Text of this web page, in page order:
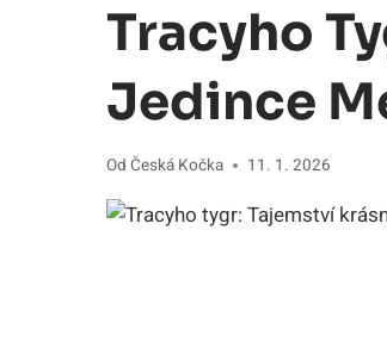
Tracyho
Jedince
Od Česká Kočka 11. 1. 2026